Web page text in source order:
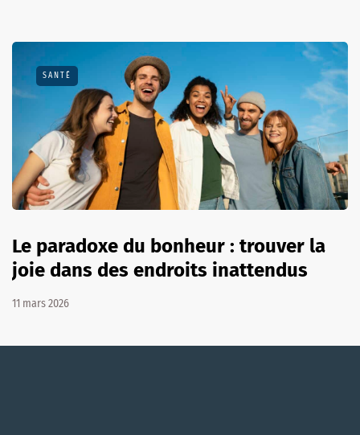
SANTÉ
Le paradoxe du bonheur : trouver la
joie dans des endroits inattendus
11 mars 2026